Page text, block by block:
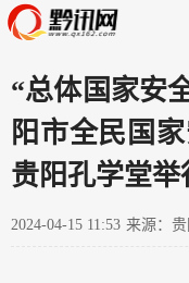
“总体国家安
阳市全民国
贵阳孔学堂举
2024-04-15 11:53 来源：贵